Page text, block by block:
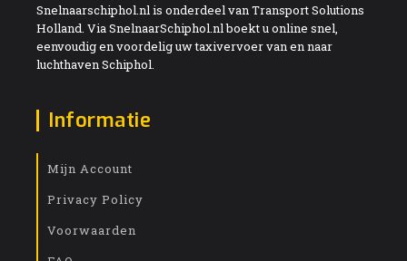
Snelnaarschiphol.nl is onderdeel van Transport Solutions
Holland. Via SnelnaarSchiphol.nl boekt u online snel,
eenvoudig en voordelig uw taxivervoer van en naar
luchthaven Schiphol.
Informatie
Mijn Account
Privacy Policy
Voorwaarden